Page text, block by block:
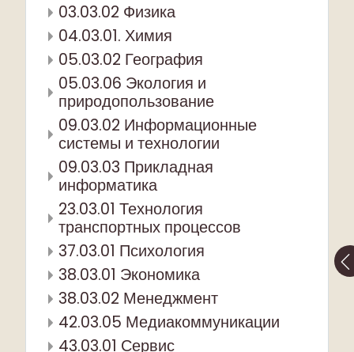
03.03.02 Физика
04.03.01. Химия
05.03.02 География
05.03.06 Экология и
природопользование
09.03.02 Информационные
системы и технологии
09.03.03 Прикладная
информатика
23.03.01 Технология
транспортных процессов
37.03.01 Психология
38.03.01 Экономика
38.03.02 Менеджмент
42.03.05 Медиакоммуникации
43.03.01 Сервис